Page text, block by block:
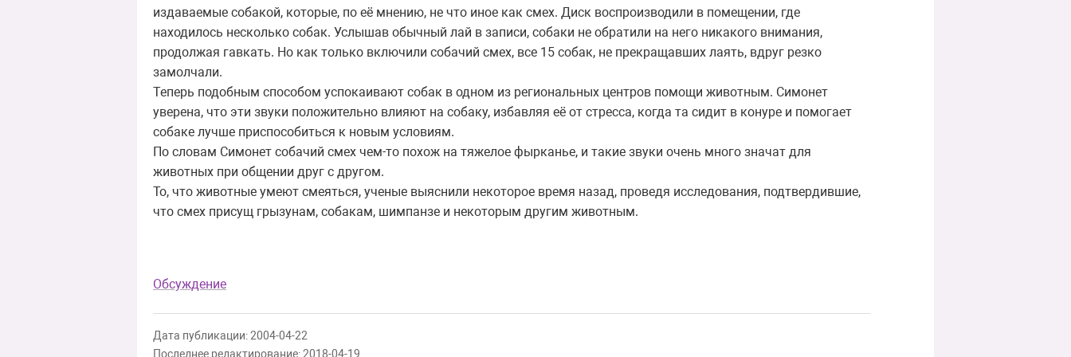
издаваемые собакой, которые, по её мнению, не что иное как смех. Диск воспроизводили в помещении, где
находилось несколько собак. Услышав обычный лай в записи, собаки не обратили на него никакого внимания,
продолжая гавкать. Но как только включили собачий смех, все 15 собак, не прекращавших лаять, вдруг резко
замолчали.
Теперь подобным способом успокаивают собак в одном из региональных центров помощи животным. Симонет
уверена, что эти звуки положительно влияют на собаку, избавляя её от стресса, когда та сидит в конуре и помогает
собаке лучше приспособиться к новым условиям.
По словам Симонет собачий смех чем-то похож на тяжелое фырканье, и такие звуки очень много значат для
животных при общении друг с другом.
То, что животные умеют смеяться, ученые выяснили некоторое время назад, проведя исследования, подтвердившие,
что смех присущ грызунам, собакам, шимпанзе и некоторым другим животным.
Обсуждение
Дата публикации: 2004-04-22